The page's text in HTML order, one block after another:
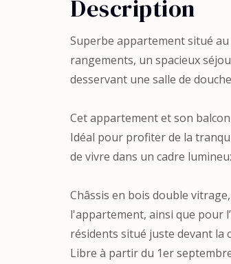
Description
Superbe appartement situé au
rangements, un spacieux
desservant une salle de
Cet appartement et son
Idéal pour profiter de la
de vivre dans un cadre
Châssis en bois double
l'appartement, ainsi que pour
résidents situé juste devant la
Libre à partir du 1er